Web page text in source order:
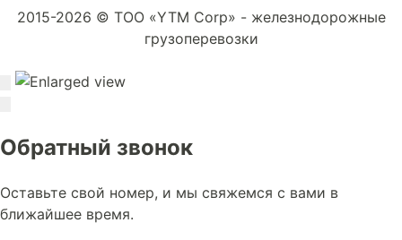
2015-2026 © ТОО «YTM Corp» - железнодорожные
грузоперевозки
Обратный звонок
Оставьте свой номер, и мы свяжемся с вами в
ближайшее время.